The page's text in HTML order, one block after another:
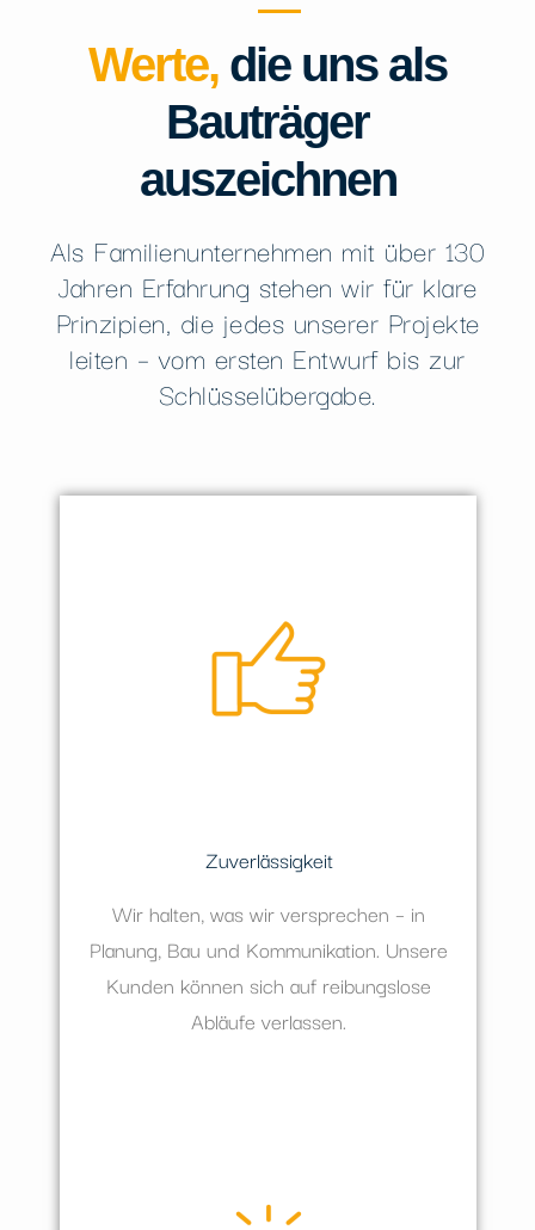
Werte, die uns als
Bauträger
auszeichnen
Als Familienunternehmen mit über 130
Jahren Erfahrung stehen wir für klare
Prinzipien, die jedes unserer Projekte
leiten – vom ersten Entwurf bis zur
Schlüsselübergabe.
Zuverlässigkeit
Wir halten, was wir versprechen – in
Planung, Bau und Kommunikation. Unsere
Kunden können sich auf reibungslose
Abläufe verlassen.